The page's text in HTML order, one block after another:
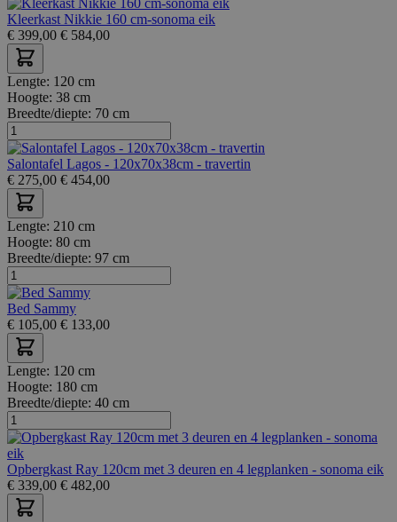
Kleerkast Nikkie 160 cm-sonoma eik
€ 399,00 € 584,00
Lengte: 120 cm
Hoogte: 38 cm
Breedte/diepte: 70 cm
Salontafel Lagos - 120x70x38cm - travertin
€ 275,00 € 454,00
Lengte: 210 cm
Hoogte: 80 cm
Breedte/diepte: 97 cm
Bed Sammy
€ 105,00 € 133,00
Lengte: 120 cm
Hoogte: 180 cm
Breedte/diepte: 40 cm
Opbergkast Ray 120cm met 3 deuren en 4 legplanken - sonoma eik
€ 339,00 € 482,00